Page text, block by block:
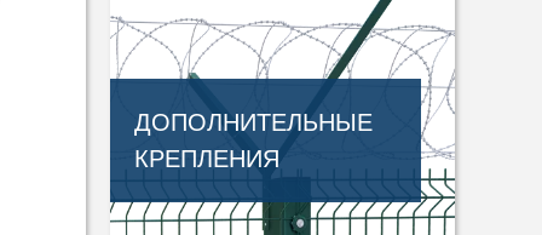
ДОПОЛНИТЕЛЬНЫЕ
КРЕПЛЕНИЯ